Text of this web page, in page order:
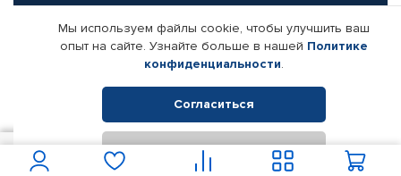
Партнерам
Корпоративным клиентам
Поставщикам
Реквизиты компании
© КАМАЗ ЦЕНТР ДОНЕЦК, 2015-2026. Все права защищены.
Интернет-магазин автомобильных товаров Автопрофи.
Мы используем файлы cookie, чтобы улучшить ваш
опыт на сайте. Узнайте больше в нашей Политике
конфиденциальности.
Согласиться
Отклонить
В корзину